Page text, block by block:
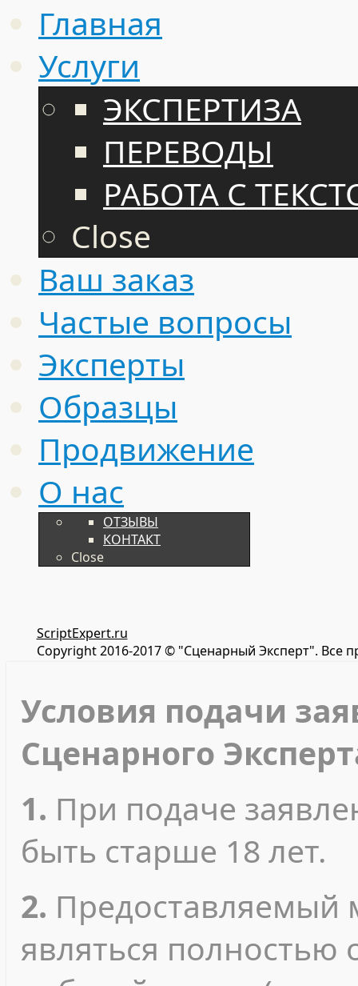
Главная
Услуги
ЭКСПЕРТИЗА
ПЕРЕВОДЫ
РАБОТА С
Close
Ваш заказ
Частые вопросы
Эксперты
Образцы
Продвижение
О нас
ОТЗЫВЫ
КОНТАКТ
Close
ScriptExpert.ru
Copyright 2016-2017 © "Сценарный Эксперт". Все
Условия подачи
Сценарного
1. При подаче
быть старше 18 лет.
2. Предоставляемый
являться полностью